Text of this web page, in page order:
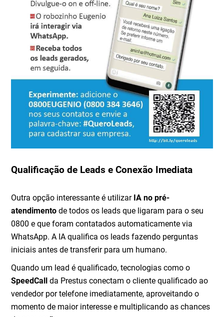
Qualificação de Leads e Conexão Imediata
Outra opção interessante é utilizar IA no pré-
atendimentode todos os leads que ligaram para o seu
0800 e que foram contatados automaticamente via
WhatsApp. A IA qualifica os leads fazendo perguntas
iniciais antes de transferir para um humano.
Quando um lead é qualificado, tecnologias como o
SpeedCall
da Prestus conectam o cliente qualificado ao
vendedor por telefone imediatamente, aproveitando o
momento de maior interesse e multiplicando as chances